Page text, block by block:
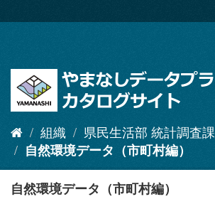
キ
組織
県民生活部 統計調査課
自然環境データ（市町村編）
自然環境データ（市町村編）